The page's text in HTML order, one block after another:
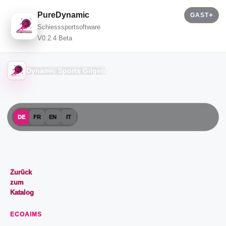
PureDynamic
Schiesssportsoftware
V0.2.4 Beta
GAST
Dynamic Sports Gilgen
DE FR EN IT
Zurück
zum
Katalog
ECOAIMS